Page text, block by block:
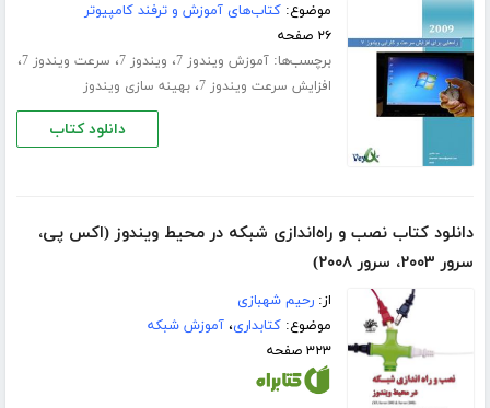
موضوع:کتاب‌های آموزش و ترفند کامپیوتر
۲۶ صفحه
برچسب‌ها:آموزش ویندوز 7 ، ویندوز 7 ، سرعت ویندوز 7 ،
افزایش سرعت ویندوز 7 ،بهینه سازی ویندوز
دانلود کتاب
دانلود کتاب نصب و راه‌اندازی شبکه در محیط ویندوز (اکس پی،
سرور ۲۰۰۳، سرور ۲۰۰۸)
از:رحیم شهبازی
موضوع:کتابداری،آموزش شبکه
۳۲۳ صفحه